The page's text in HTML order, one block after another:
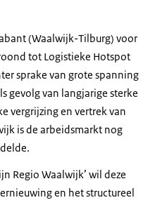
(Waalwijk-Tilburg) voor
tot Logistieke Hotspot
sprake van grote spanning
gevolg van langjarige sterke
vergrijzing en vertrek van
is de arbeidsmarkt nog
Regio Waalwijk’ wil deze
en het structureel